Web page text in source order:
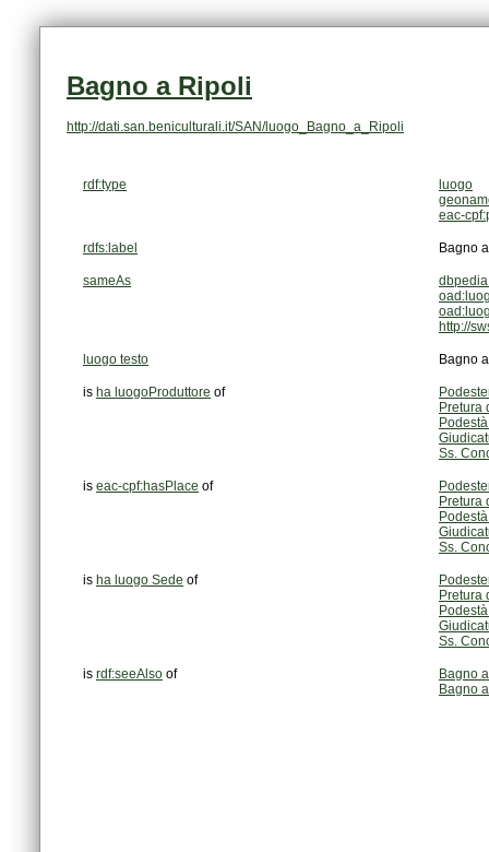
Bagno a Ripoli
http://dati.san.beniculturali.it/SAN/luogo_Bagno_a_Ripoli
rdf:type
luogo
eac-
rdfs:label Bagno
sameAs
http://
luogo testo Bagno
is ha luogoProduttore of
Pretura
Ss.
is eac-cpf:hasPlace of
Pretura
Ss.
is ha luogo Sede of
Pretura
Ss.
is rdf:seeAlso of
Bagno
Bagno